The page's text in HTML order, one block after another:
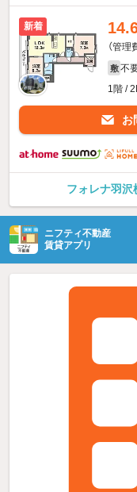
新着
（管理
敷 不
1階 /
お
フォレナ羽沢
ニフティ不動産
賃貸アプリ